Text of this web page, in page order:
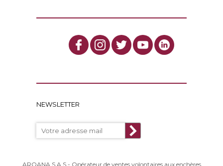
NEWSLETTER
ARQANA S.A.S - Opérateur de ventes volontaires aux enchères